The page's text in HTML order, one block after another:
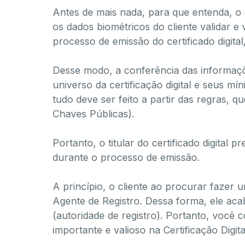
Antes de mais nada, para que entenda,
os dados biométricos do cliente validar
processo de emissão do certificado
Desse modo, a conferência das
universo da certificação digital e seus
tudo deve ser feito a partir das regras,
Chaves Públicas).
Portanto, o titular do certificado digital
durante o processo de emissão.
A princípio, o cliente ao procurar fazer
Agente de Registro. Dessa forma, ele
(autoridade de registro). Portanto, você
importante e valioso na Certificação